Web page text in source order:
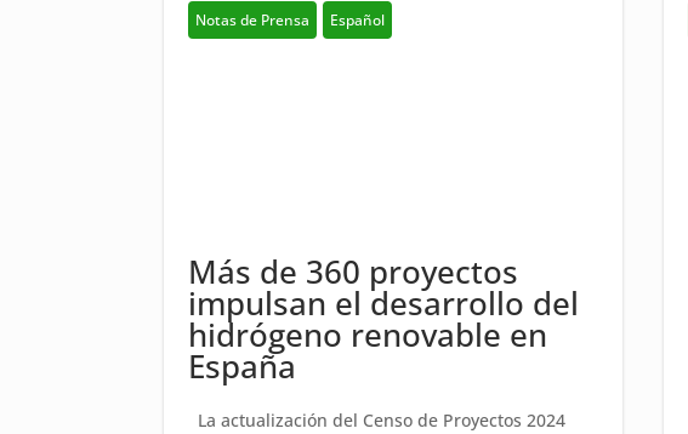
Notas de Prensa Español
Más de 360 proyectos
impulsan el desarrollo del
hidrógeno renovable en
España
La actualización del Censo de Proyectos 2024